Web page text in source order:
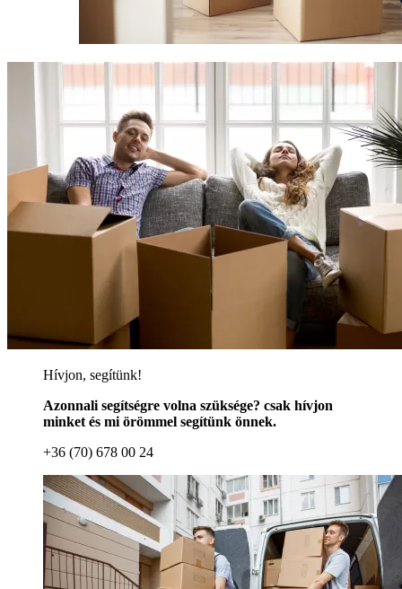
Hívjon, segítünk!
Azonnali segítségre volna szüksége? csak hívjon
minket és mi örömmel segítünk önnek.
+36 (70) 678 00 24